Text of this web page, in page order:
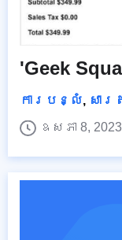
'Geek
ការបន្លំ, សារ
ឧសភា 8, 2023